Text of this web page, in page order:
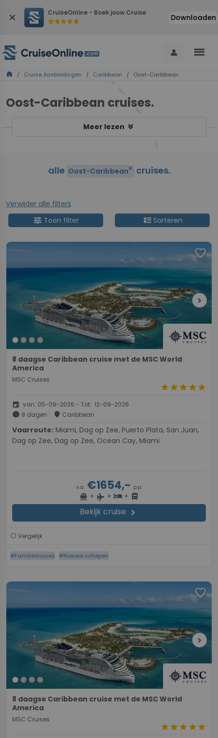
close CruiseOnline - Boek jouw Cruise
starstarstarstarstar Downloaden
person menu
home / Cruise Aanbiedingen / Caribbean / Oost-Caribbean
Oost-Caribbean cruises.
Meer lezen keyboard_double_arrow_down
alle Oost-Caribbeanclose cruises.
Verwijder alle filters
tune Toon filter format_line_spacingSorteren
favorite
chevron_right
8 daagse Caribbean cruise met de MSC World
America
MSC Cruises
starstarstarstarstar
event van: 05-09-2026 - Tot: 12-09-2026
schedule 8 dagen place Caribbean
Vaarroute:
Dag op Zee, Dag op Zee, Ocean Cay, Miami
v.a.€1654,- p.p.
directions_boat + flight + hotel+ directions_bus
Bekijk cruise chevron_right
Vergelijk
#Familiecruises #Nieuwe schepen
favorite
chevron_right
8 daagse Caribbean cruise met de MSC World
America
MSC Cruises
starstarstarstarstar